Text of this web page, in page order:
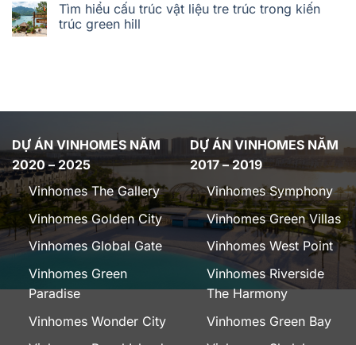
Tìm hiểu cấu trúc vật liệu tre trúc trong kiến
trúc green hill
DỰ ÁN VINHOMES NĂM
2020 – 2025
Vinhomes The Gallery
Vinhomes Golden City
Vinhomes Global Gate
Vinhomes Green
Paradise
Vinhomes Wonder City
DỰ ÁN VINHOMES NĂM
2017 – 2019
Vinhomes Symphony
Vinhomes Green Villas
Vinhomes West Point
Vinhomes Riverside
The Harmony
Vinhomes Green Bay